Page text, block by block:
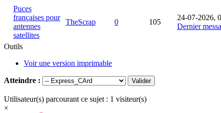
Puces
françaises pour
antennes
satellites
TheScrap 0 105
24-07-2026,
Dernier
Outils
Voir une version imprimable
Atteindre :
Utilisateur(s) parcourant ce sujet : 1 visiteur(s)
×